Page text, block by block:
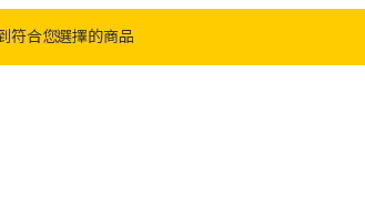
符合您選擇的商品